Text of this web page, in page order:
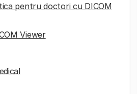
pentru doctori cu DICOM
Viewer